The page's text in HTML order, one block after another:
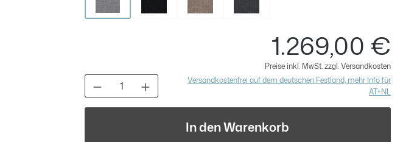
Hellgrau Schwarz Beige
Produkt Anzahl: Gib den gewünschten Wert
1.269,00 €
Preise inkl. MwSt. zzgl. Versandkosten
Versandkostenfrei auf dem deutschen Festland, mehr Info für
AT+NL
In den Warenkorb